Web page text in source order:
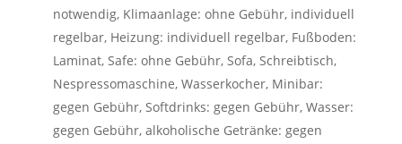
notwendig, Klimaanlage: ohne Gebühr, individuell
regelbar, Heizung: individuell regelbar, Fußboden:
Laminat, Safe: ohne Gebühr, Sofa, Schreibtisch,
Nespressomaschine, Wasserkocher, Minibar:
gegen Gebühr, Softdrinks: gegen Gebühr, Wasser:
gegen Gebühr, alkoholische Getränke: gegen